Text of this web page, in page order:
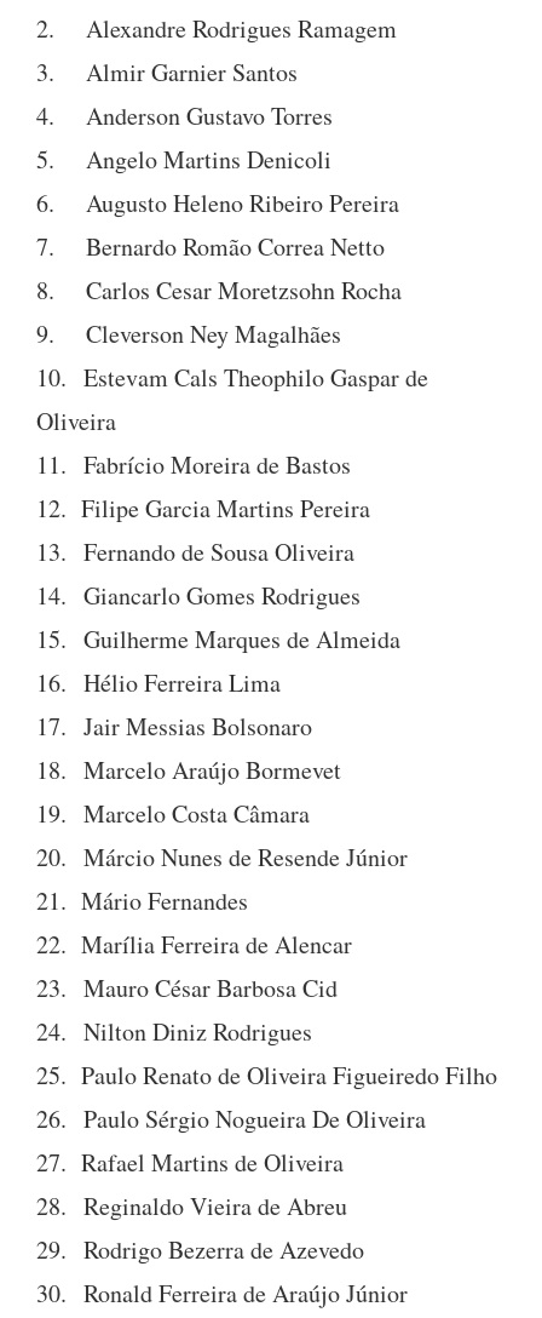
2. Alexandre Rodrigues Ramagem
3. Almir Garnier Santos
4. Anderson Gustavo Torres
5. Angelo Martins Denicoli
6. Augusto Heleno Ribeiro Pereira
7. Bernardo Romão Correa Netto
8. Carlos Cesar Moretzsohn Rocha
9. Cleverson Ney Magalhães
10. Estevam Cals Theophilo Gaspar de
Oliveira
11. Fabrício Moreira de Bastos
12. Filipe Garcia Martins Pereira
13. Fernando de Sousa Oliveira
14. Giancarlo Gomes Rodrigues
15. Guilherme Marques de Almeida
16. Hélio Ferreira Lima
17. Jair Messias Bolsonaro
18. Marcelo Araújo Bormevet
19. Marcelo Costa Câmara
20. Márcio Nunes de Resende Júnior
21. Mário Fernandes
22. Marília Ferreira de Alencar
23. Mauro César Barbosa Cid
24. Nilton Diniz Rodrigues
25. Paulo Renato de Oliveira Figueiredo Filho
26. Paulo Sérgio Nogueira De Oliveira
27. Rafael Martins de Oliveira
28. Reginaldo Vieira de Abreu
29. Rodrigo Bezerra de Azevedo
30. Ronald Ferreira de Araújo Júnior